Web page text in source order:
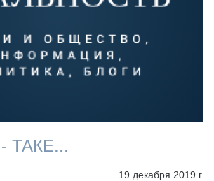
- ТАКЕ...
19 декабря 2019 г.